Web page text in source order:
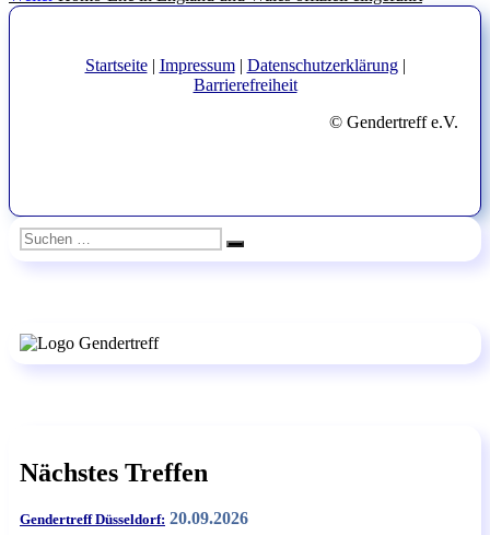
Startseite| Impressum| Datenschutzerklärung|
Barrierefreiheit
© Gendertreff e.V.
Suchen
nach:
Suchen
Nächstes Treffen
Gendertreff Düsseldorf: 20.09.2026